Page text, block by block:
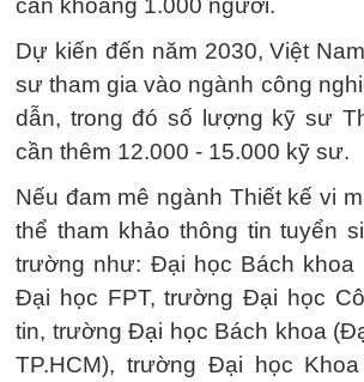
cần khoảng 1.000 người.
Dự kiến đến năm 2030, Việt
sư tham gia vào ngành công
dẫn, trong đó số lượng kỹ sư
cần thêm 12.000 - 15.000 kỹ sư.
Nếu đam mê ngành Thiết kế vi
thể tham khảo thông tin tuyển
trường như: Đại học Bách khoa
Đại học FPT, trường Đại học
tin, trường Đại học Bách khoa
TP.HCM), trường Đại học